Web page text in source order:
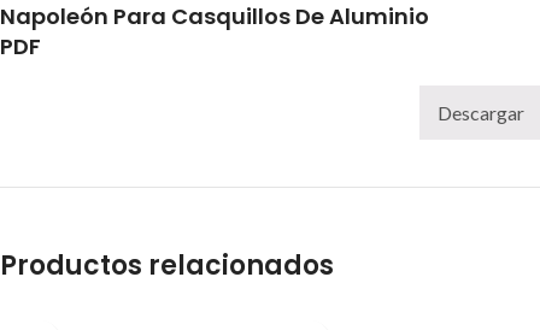
Napoleón Para Casquillos De Aluminio
PDF
Descargar
Productos relacionados